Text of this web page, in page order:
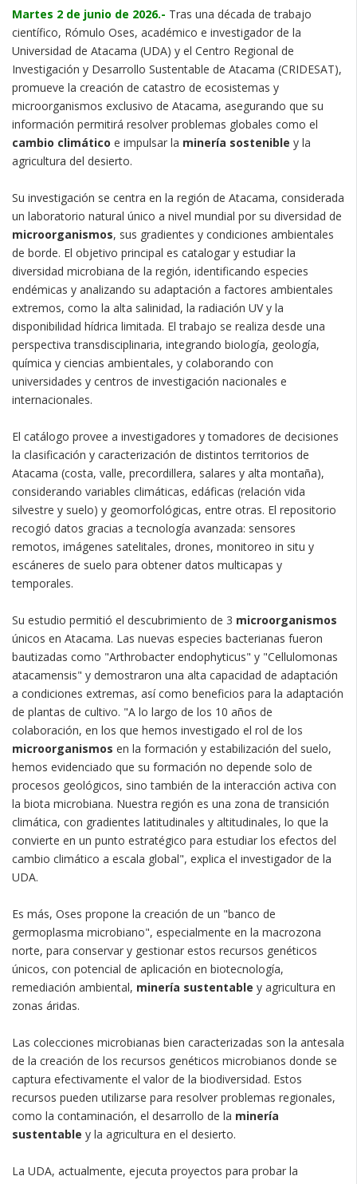
Martes 2 de junio de 2026.- Tras una década de trabajo
científico, Rómulo Oses, académico e investigador de la
Universidad de Atacama (UDA) y el Centro Regional de
Investigación y Desarrollo Sustentable de Atacama (CRIDESAT),
promueve la creación de catastro de ecosistemas y
microorganismos exclusivo de Atacama, asegurando que su
información permitirá resolver problemas globales como el
cambio climático e impulsar la minería sostenible y la
agricultura del desierto.
Su investigación se centra en la región de Atacama, considerada
un laboratorio natural único a nivel mundial por su diversidad de
microorganismos, sus gradientes y condiciones ambientales
de borde. El objetivo principal es catalogar y estudiar la
diversidad microbiana de la región, identificando especies
endémicas y analizando su adaptación a factores ambientales
extremos, como la alta salinidad, la radiación UV y la
disponibilidad hídrica limitada. El trabajo se realiza desde una
perspectiva transdisciplinaria, integrando biología, geología,
química y ciencias ambientales, y colaborando con
universidades y centros de investigación nacionales e
internacionales.
El catálogo provee a investigadores y tomadores de decisiones
la clasificación y caracterización de distintos territorios de
Atacama (costa, valle, precordillera, salares y alta montaña),
considerando variables climáticas, edáficas (relación vida
silvestre y suelo) y geomorfológicas, entre otras. El repositorio
recogió datos gracias a tecnología avanzada: sensores
remotos, imágenes satelitales, drones, monitoreo in situ y
escáneres de suelo para obtener datos multicapas y
temporales.
Su estudio permitió el descubrimiento de 3 microorganismos
únicos en Atacama. Las nuevas especies bacterianas fueron
bautizadas como "Arthrobacter endophyticus" y "Cellulomonas
atacamensis" y demostraron una alta capacidad de adaptación
a condiciones extremas, así como beneficios para la adaptación
de plantas de cultivo. "A lo largo de los 10 años de
colaboración, en los que hemos investigado el rol de los
microorganismos en la formación y estabilización del suelo,
hemos evidenciado que su formación no depende solo de
procesos geológicos, sino también de la interacción activa con
la biota microbiana. Nuestra región es una zona de transición
climática, con gradientes latitudinales y altitudinales, lo que la
convierte en un punto estratégico para estudiar los efectos del
cambio climático a escala global", explica el investigador de la
UDA.
Es más, Oses propone la creación de un "banco de
germoplasma microbiano", especialmente en la macrozona
norte, para conservar y gestionar estos recursos genéticos
únicos, con potencial de aplicación en biotecnología,
remediación ambiental, minería sustentable y agricultura en
zonas áridas.
Las colecciones microbianas bien caracterizadas son la antesala
de la creación de los recursos genéticos microbianos donde se
captura efectivamente el valor de la biodiversidad. Estos
recursos pueden utilizarse para resolver problemas regionales,
como la contaminación, el desarrollo de la minería
sustentable y la agricultura en el desierto.
La UDA, actualmente, ejecuta proyectos para probar la